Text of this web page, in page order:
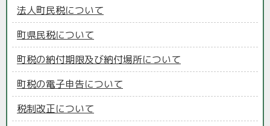
法人町民税について
町県民税について
町税の納付期限及び納付場所について
町税の電子申告について
税制改正について